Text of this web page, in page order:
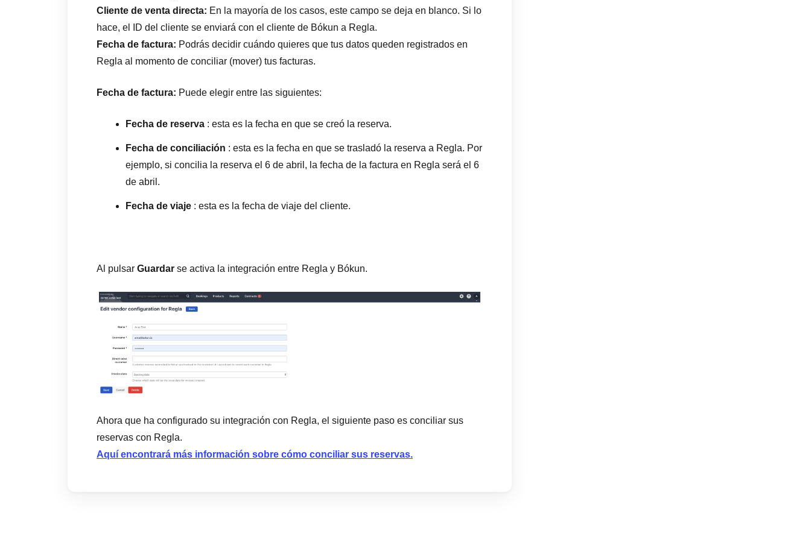
Cliente de venta directa: En la mayoría de los casos, este campo se deja en blanco. Si lo
hace, el ID del cliente se enviará con el cliente de Bókun a Regla.
Fecha de factura: Podrás decidir cuándo quieres que tus datos queden registrados en
Regla al momento de conciliar (mover) tus facturas.
Fecha de factura: Puede elegir entre las siguientes:
Fecha de reserva : esta es la fecha en que se creó la reserva.
Fecha de conciliación : esta es la fecha en que se trasladó la reserva a Regla. Por
ejemplo, si concilia la reserva el 6 de abril, la fecha de la factura en Regla será el 6
de abril.
Fecha de viaje : esta es la fecha de viaje del cliente.
Al pulsar Guardar se activa la integración entre Regla y Bókun.
Ahora que ha configurado su integración con Regla, el siguiente paso es conciliar sus
reservas con Regla.
Aquí encontrará más información sobre cómo conciliar sus reservas.